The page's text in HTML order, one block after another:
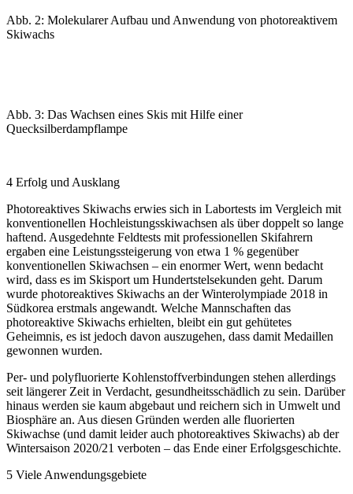
Abb. 2: Molekularer Aufbau und Anwendung von photoreaktivem
Skiwachs
Abb. 3: Das Wachsen eines Skis mit Hilfe einer
Quecksilberdampflampe
4 Erfolg und Ausklang
Photoreaktives Skiwachs erwies sich in Labortests im Vergleich mit
konventionellen Hochleistungsskiwachsen als über doppelt so lange
haftend. Ausgedehnte Feldtests mit professionellen Skifahrern
ergaben eine Leistungssteigerung von etwa 1 % gegenüber
konventionellen Skiwachsen – ein enormer Wert, wenn bedacht
wird, dass es im Skisport um Hundertstelsekunden geht. Darum
wurde photoreaktives Skiwachs an der Winterolympiade 2018 in
Südkorea erstmals angewandt. Welche Mannschaften das
photoreaktive Skiwachs erhielten, bleibt ein gut gehütetes
Geheimnis, es ist jedoch davon auszugehen, dass damit Medaillen
gewonnen wurden.
Per- und polyfluorierte Kohlenstoffverbindungen stehen allerdings
seit längerer Zeit in Verdacht, gesundheitsschädlich zu sein. Darüber
hinaus werden sie kaum abgebaut und reichern sich in Umwelt und
Biosphäre an. Aus diesen Gründen werden alle fluorierten
Skiwachse (und damit leider auch photoreaktives Skiwachs) ab der
Wintersaison 2020/21 verboten – das Ende einer Erfolgsgeschichte.
5 Viele Anwendungsgebiete